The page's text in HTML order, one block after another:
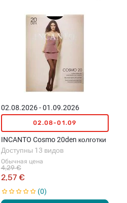
02.08.2026 - 01.09.2026
02.08-01.09
INCANTO Cosmo 20den колготки
Обычная цена
2,57 €
4,29 €
Доступны 13 видов
0